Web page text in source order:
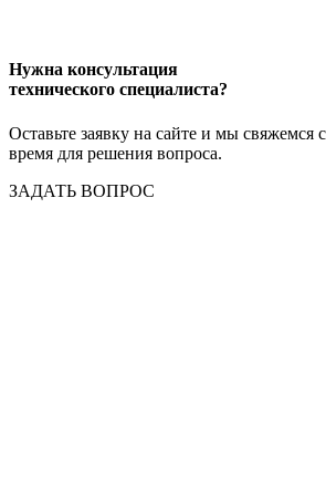
Нужна консультация
технического специалиста?
Оставьте заявку на сайте и мы
время для решения вопроса.
ЗАДАТЬ ВОПРОС